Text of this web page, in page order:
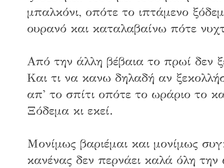
μπαλκόνι, οπότε το ιπτάμενο
ουρανό και καταλαβαίνω πότε
Από την άλλη βέβαια το πρωί δεν
Και τι να κανω δηλαδή αν
απ' το σπίτι οπότε το ωράριο το
Ξόδεμα κι εκεί.
Μονίμως βαριέμαι και μονίμως
κανένας δεν περνάει καλά όλη την